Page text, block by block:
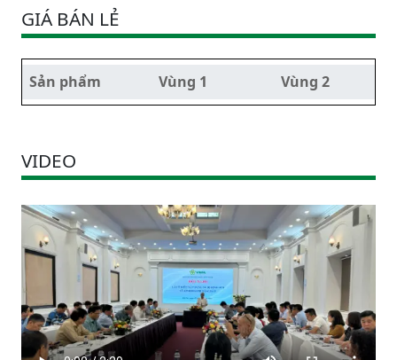
GIÁ BÁN LẺ
Sản phẩm Vùng 1 Vùng 2
VIDEO